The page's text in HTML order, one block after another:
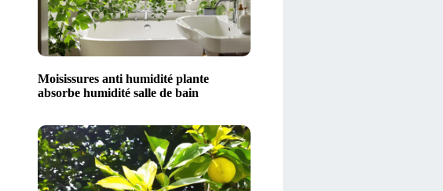
Moisissures anti humidité plante
absorbe humidité salle de bain